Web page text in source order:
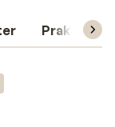
Praktisk